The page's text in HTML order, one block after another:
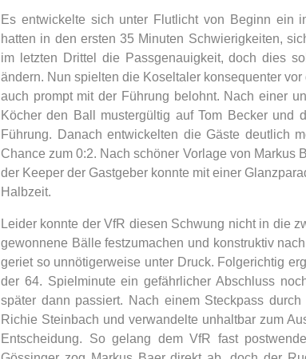
Es entwickelte sich unter Flutlicht von Beginn ein
hatten in den ersten 35 Minuten Schwierigkeiten,
im letzten Drittel die Passgenauigkeit, doch dies
ändern. Nun spielten die Koseltaler konsequenter
auch prompt mit der Führung belohnt. Nach einer
Köcher den Ball mustergültig auf Tom Becker und
Führung. Danach entwickelten die Gäste deutlich
Chance zum 0:2. Nach schöner Vorlage von Markus
der Keeper der Gastgeber konnte mit einer
Halbzeit.
Leider konnte der VfR diesen Schwung nicht in die
gewonnene Bälle festzumachen und konstruktiv
geriet so unnötigerweise unter Druck. Folgerichtig
der 64. Spielminute ein gefährlicher Abschluss
später dann passiert. Nach einem Steckpass
Richie Steinbach und verwandelte unhaltbar zum
Entscheidung. So gelang dem VfR fast